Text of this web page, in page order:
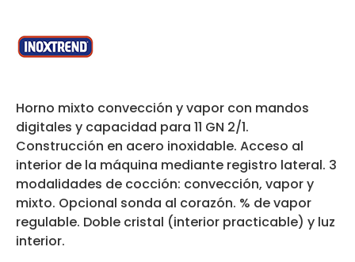
Horno mixto convección y vapor con mandos
digitales y capacidad para 11 GN 2/1.
Construcción en acero inoxidable. Acceso al
interior de la máquina mediante registro lateral. 3
modalidades de cocción: convección, vapor y
mixto. Opcional sonda al corazón. % de vapor
regulable. Doble cristal (interior practicable) y luz
interior.